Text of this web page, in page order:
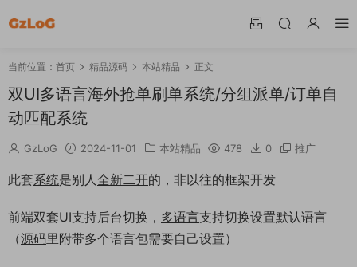
当前位置： 首页 精品源码 本站精品 正文
双UI多语言海外抢单刷单系统/分组派单/订单自
动匹配系统
GzLoG 2024-11-01 本站精品 478 0 推广
此套系统是别人全新二开的，非以往的框架开发
前端双套UI支持后台切换， 多语言支持切换设置默认语言
（源码里附带多个语言包需要自己设置）